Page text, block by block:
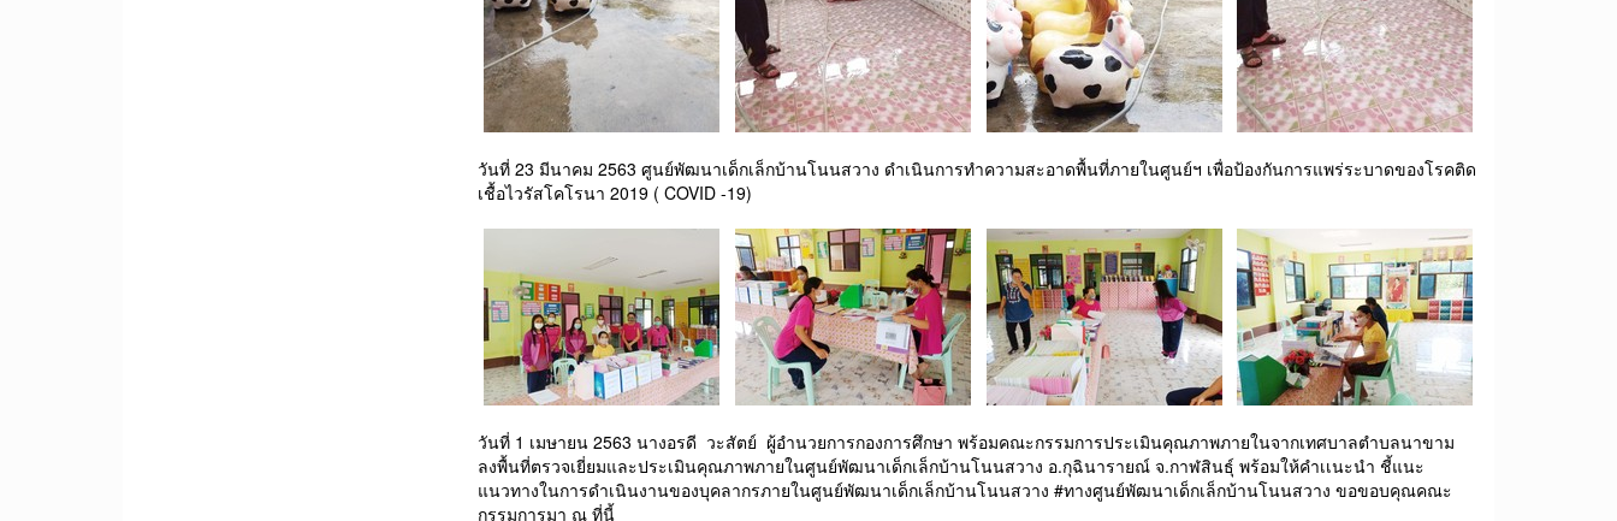
วันที่ 23 มีนาคม 2563 ศูนย์พัฒนาเด็กเล็กบ้านโนนสวาง ดำเนินการทำความสะอาดพื้นที่ภายในศูนย์ฯ เพื่อป้องกันการแพร่ระบาดของโรคติด
เชื้อไวรัสโคโรนา 2019 ( COVID -19)
วันที่ 1 เมษายน 2563 นางอรดี วะสัตย์ ผู้อำนวยการกองการศึกษา พร้อมคณะกรรมการประเมินคุณภาพภายในจากเทศบาลตำบลนาขาม
ลงพื้นที่ตรวจเยี่ยมและประเมินคุณภาพภายในศูนย์พัฒนาเด็กเล็กบ้านโนนสวาง อ.กุฉินารายณ์ จ.กาฬสินธุ์ พร้อมให้คำเเนะนำ ชี้แนะ
แนวทางในการดำเนินงานของบุคลากรภายในศูนย์พัฒนาเด็กเล็กบ้านโนนสวาง #ทางศูนย์พัฒนาเด็กเล็กบ้านโนนสวาง ขอขอบคุณคณะ
กรรมการมา ณ ที่นี้